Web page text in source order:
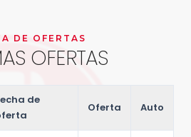
DE OFERTAS
OFERTAS
de
Oferta Auto